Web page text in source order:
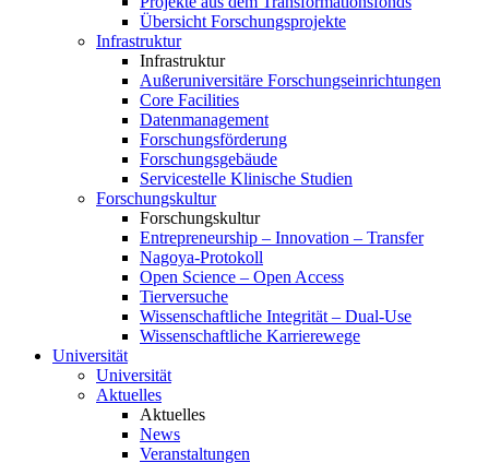
Übersicht Forschungsprojekte
Infrastruktur
Infrastruktur
Außeruniversitäre Forschungseinrichtungen
Core Facilities
Datenmanagement
Forschungsförderung
Forschungsgebäude
Servicestelle Klinische Studien
Forschungskultur
Forschungskultur
Entrepreneurship – Innovation – Transfer
Nagoya-Protokoll
Open Science – Open Access
Tierversuche
Wissenschaftliche Integrität – Dual-Use
Wissenschaftliche Karrierewege
Universität
Universität
Aktuelles
Aktuelles
News
Veranstaltungen